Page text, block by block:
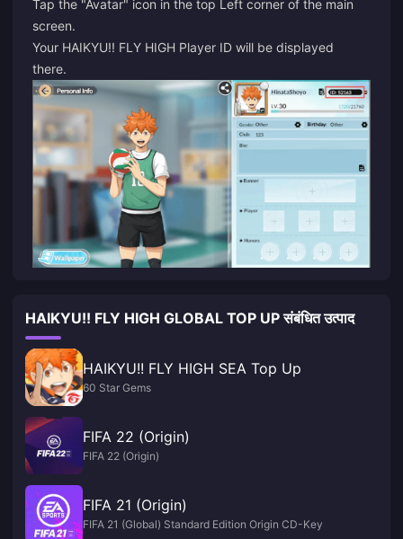
Tap the "Avatar" icon in the top Left corner of the main
screen.
Your HAIKYU!! FLY HIGH Player ID will be displayed
there.
HAIKYU!! FLY HIGH GLOBAL TOP UP संबंधित उत्पाद
HAIKYU!! FLY HIGH SEA Top Up
60 Star Gems
FIFA 22 (Origin)
FIFA 22 (Origin)
FIFA 21 (Origin)
FIFA 21 (Global) Standard Edition Origin CD-Key